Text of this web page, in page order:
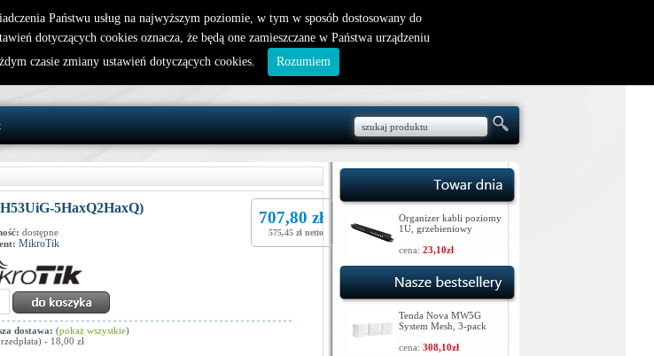
nowy klient
W koszyku jest 0 produktów(y)
5HaxQ2HaxQ)
707,80 zł
575,45 zł netto
dostępne
MikroTik
dostawa: (pokaż wszystkie)
- 18,00 zł
Organizer kabli poziomy
1U, grzebieniowy
cena: 23,10zł
Tenda Nova MW5G
System Mesh, 3-pack
cena: 308,10zł
Państwu usług na najwyższym poziomie, w tym w sposób dostosowany do
dotyczących cookies oznacza, że będą one zamieszczane w Państwa urządzeniu
czasie zmiany ustawień dotyczących cookies.
Rozumiem